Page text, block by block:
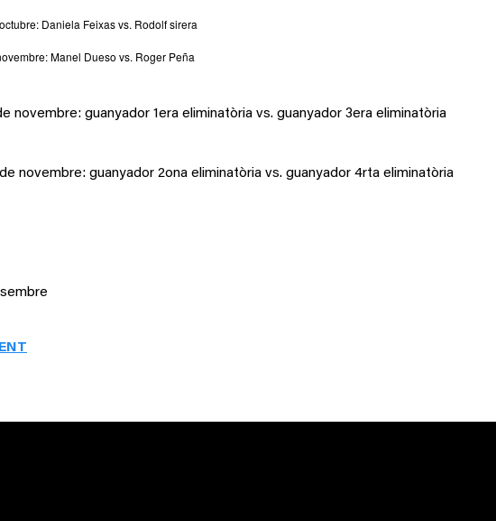
Daniela Feixas vs. Rodolf sirera
Manel Dueso vs. Roger Peña
novembre: guanyador 1era eliminatòria vs. guanyador 3era eliminatòria
novembre: guanyador 2ona eliminatòria vs. guanyador 4rta eliminatòria